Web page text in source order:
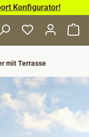
Konfigurator!
mit Terrasse